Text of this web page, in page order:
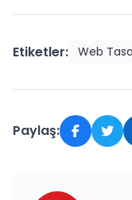
Etiketler: Web
Paylaş: